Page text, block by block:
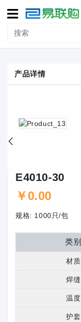
导
航
接线端子
联系我们
产品详情
E4010-30
￥ 0.00
规格: 1000只/包
类别
材质
焊缝
温度
护套